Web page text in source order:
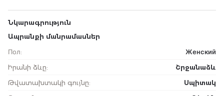
Նկարագրություն
Ապրանքի մանրամասներ
Пол:
Женский
Իրանի ձևը:
Շրջանաձև
Թվատախտակի գույնը:
Սպիտակ